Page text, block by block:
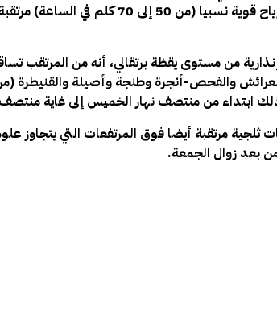
ثلجية (من 10 إلى 35 سم) ورياح قوية
من مستوى يقظة برتقالي، أنه من المرتقب
ابتداء من منتصف نهار الخميس إلى غاية منتصف
من بعد زوال الجمعة.